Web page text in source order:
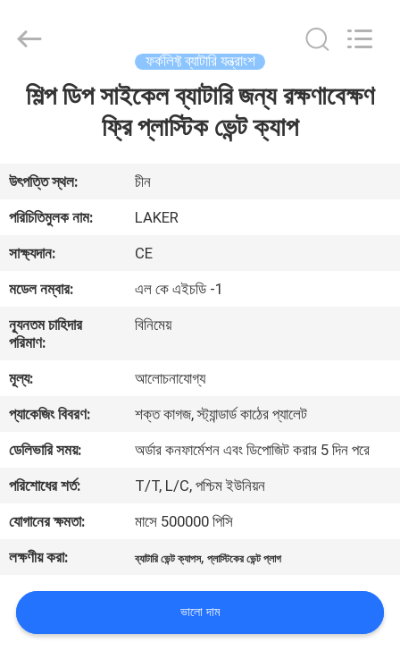
বাড়ি
আমাদের
সম্পর্কে
কারখানা
ভ্রমণ
মান
নিয়ন্ত্রণ
আমাদের
সাথে
যোগাযোগ
করুন
খবর
CO.,LIMITED.
ফর্কলিফ্ট ব্যাটারি যন্ত্রাংশ
শিল্প ডিপ সাইকেল ব্যাটারি জন্য রক্ষণাবেক্ষণ
ফ্রি প্লাস্টিক ভেন্ট ক্যাপ
উৎপত্তি স্থল:
চীন
পরিচিতিমুলক নাম:
LAKER
সাক্ষ্যদান:
CE
মডেল নম্বার:
এল কে এইচডি -1
ন্যূনতম চাহিদার
পরিমাণ:
বিনিমেয়
মূল্য:
আলোচনাযোগ্য
প্যাকেজিং বিবরণ:
শক্ত কাগজ, স্ট্যান্ডার্ড কাঠের প্যালেট
ডেলিভারি সময়:
অর্ডার কনফার্মেশন এবং ডিপোজিট করার 5 দিন পরে
পরিশোধের শর্ত:
T/T, L/C, পশ্চিম ইউনিয়ন
যোগানের ক্ষমতা:
মাসে 500000 পিসি
লক্ষণীয় করা:
ব্যাটারি ভেন্ট ক্যাপস,প্লাস্টিকের ভেন্ট প্লাগ
ভালো দাম